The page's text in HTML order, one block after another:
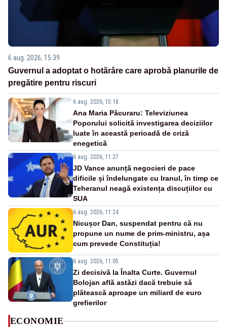
6 aug. 2026, 15:39
Guvernul a adoptat o hotărâre care aprobă planurile de
pregătire pentru riscuri
6 aug. 2026, 15:18
Ana Maria Păcuraru: Televiziunea
Poporului solicită investigarea deciziilor
luate în această perioadă de criză
enegetică
6 aug. 2026, 11:27
JD Vance anunță negocieri de pace
dificile și îndelungate cu Iranul, în timp ce
Teheranul neagă existența discuțiilor cu
SUA
6 aug. 2026, 11:24
Nicușor Dan, suspendat pentru că nu
propune un nume de prim-ministru, așa
cum prevede Constituția!
6 aug. 2026, 11:05
Zi decisivă la Înalta Curte. Guvernul
Bolojan află astăzi dacă trebuie să
plătească aproape un miliard de euro
grefierilor
ECONOMIE